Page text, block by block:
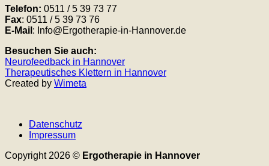
Telefon: 0511 / 5 39 73 77
Fax: 0511 / 5 39 73 76
E-Mail : Info@Ergotherapie-in-Hannover.de
Besuchen Sie auch:
Neurofeedback in Hannover
Therapeutisches Klettern in Hannover
Created by Wimeta
Datenschutz
Impressum
Copyright 2026 © Ergotherapie in Hannover